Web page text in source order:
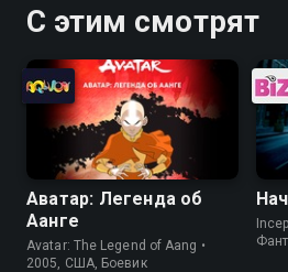
С этим смотрят
Аватар: Легенда об
Аанге
Avatar: The Legend of Aang •
2005, США, Боевик